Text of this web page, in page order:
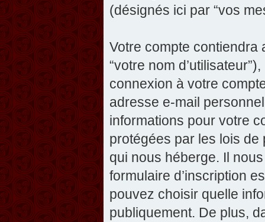
(désignés ici par “vos
Votre compte contiendra
“votre nom
connexion à votre
adresse e-mail
informations pour votre
protégées par les lois
qui nous héberge. Il
formulaire d’inscription
pouvez choisir quelle
publiquement. De plus,